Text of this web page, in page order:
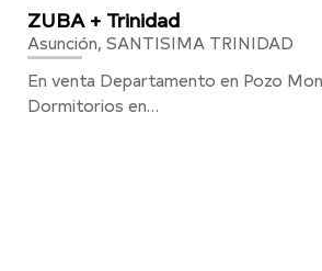
ZUBA + Trinidad
Asunción, SANTISIMA TRINIDAD
En venta Departamento en Pozo
Dormitorios en…